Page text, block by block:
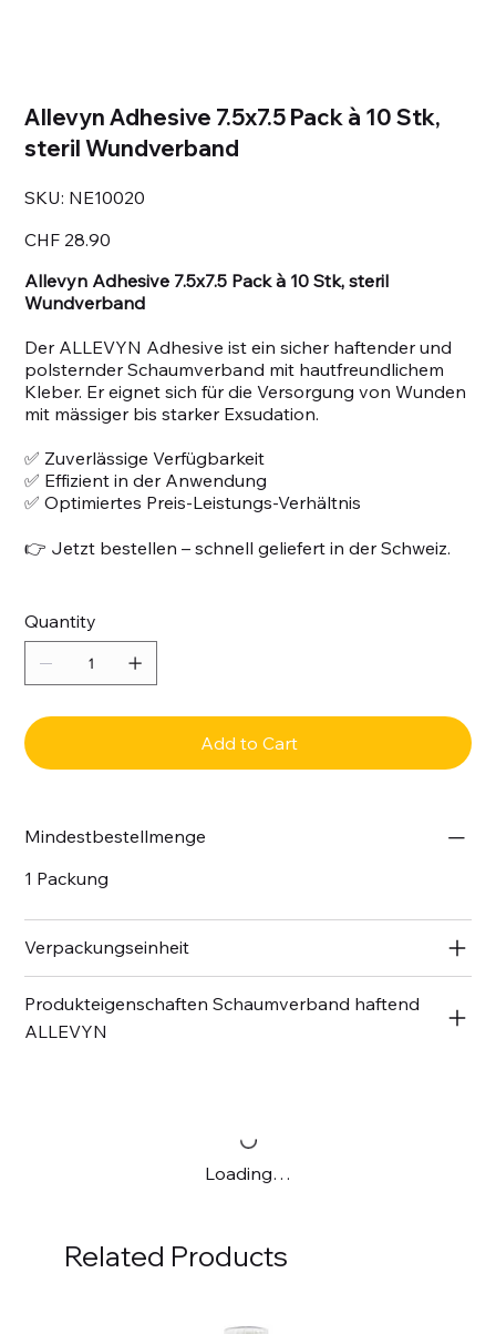
Allevyn Adhesive 7.5x7.5 Pack à 10 Stk,
steril Wundverband
SKU: SKU
NE10020
NE10020
CHF 28.90
Allevyn Adhesive 7.5x7.5 Pack à 10 Stk, steril
Wundverband
Der ALLEVYN Adhesive ist ein sicher haftender und
polsternder Schaumverband mit hautfreundlichem
Kleber. Er eignet sich für die Versorgung von Wunden
mit mässiger bis starker Exsudation.
✅ Zuverlässige Verfügbarkeit
✅ Effizient in der Anwendung
✅ Optimiertes Preis-Leistungs-Verhältnis
👉 Jetzt bestellen – schnell geliefert in der Schweiz.
Quantity
Add to Cart
Mindestbestellmenge
1 Packung
Verpackungseinheit
Produkteigenschaften Schaumverband haftend
ALLEVYN
Loading…
Related Products